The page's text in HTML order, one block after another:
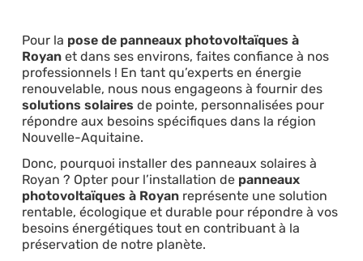
Pour la pose de panneaux photovoltaïques à
Royanet dans ses environs, faites confiance à nos
professionnels ! En tant qu’experts en énergie
renouvelable, nous nous engageons à fournir des
solutions solaires de pointe, personnalisées pour
répondre aux besoins spécifiques dans la région
Nouvelle-Aquitaine.
Donc, pourquoi installer des panneaux solaires à
Royan ? Opter pour l’installation de panneaux
photovoltaïques à Royanreprésente une solution
rentable, écologique et durable pour répondre à vos
besoins énergétiques tout en contribuant à la
préservation de notre planète.